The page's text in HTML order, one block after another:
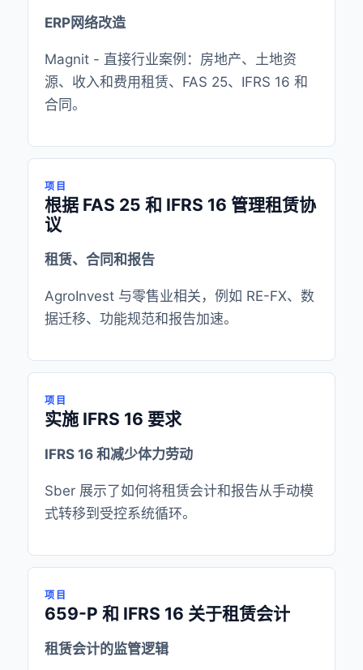
ERP网络改造
Magnit - 直接行业案例：房地产、土地资
源、收入和费用租赁、FAS 25、IFRS 16 和
合同。
项目
根据 FAS 25 和 IFRS 16 管理租赁协
议
租赁、合同和报告
AgroInvest 与零售业相关，例如 RE-FX、数
据迁移、功能规范和报告加速。
项目
实施 IFRS 16 要求
IFRS 16 和减少体力劳动
Sber 展示了如何将租赁会计和报告从手动模
式转移到受控系统循环。
项目
659-P 和 IFRS 16 关于租赁会计
租赁会计的监管逻辑